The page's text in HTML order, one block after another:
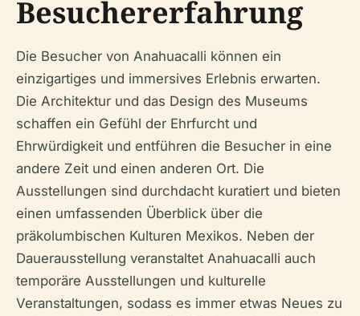
Besuchererfahrung
Die Besucher von Anahuacalli können ein
einzigartiges und immersives Erlebnis erwarten.
Die Architektur und das Design des Museums
schaffen ein Gefühl der Ehrfurcht und
Ehrwürdigkeit und entführen die Besucher in eine
andere Zeit und einen anderen Ort. Die
Ausstellungen sind durchdacht kuratiert und bieten
einen umfassenden Überblick über die
präkolumbischen Kulturen Mexikos. Neben der
Dauerausstellung veranstaltet Anahuacalli auch
temporäre Ausstellungen und kulturelle
Veranstaltungen, sodass es immer etwas Neues zu